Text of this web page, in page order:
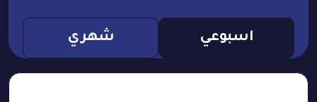
اسبوعي شهري